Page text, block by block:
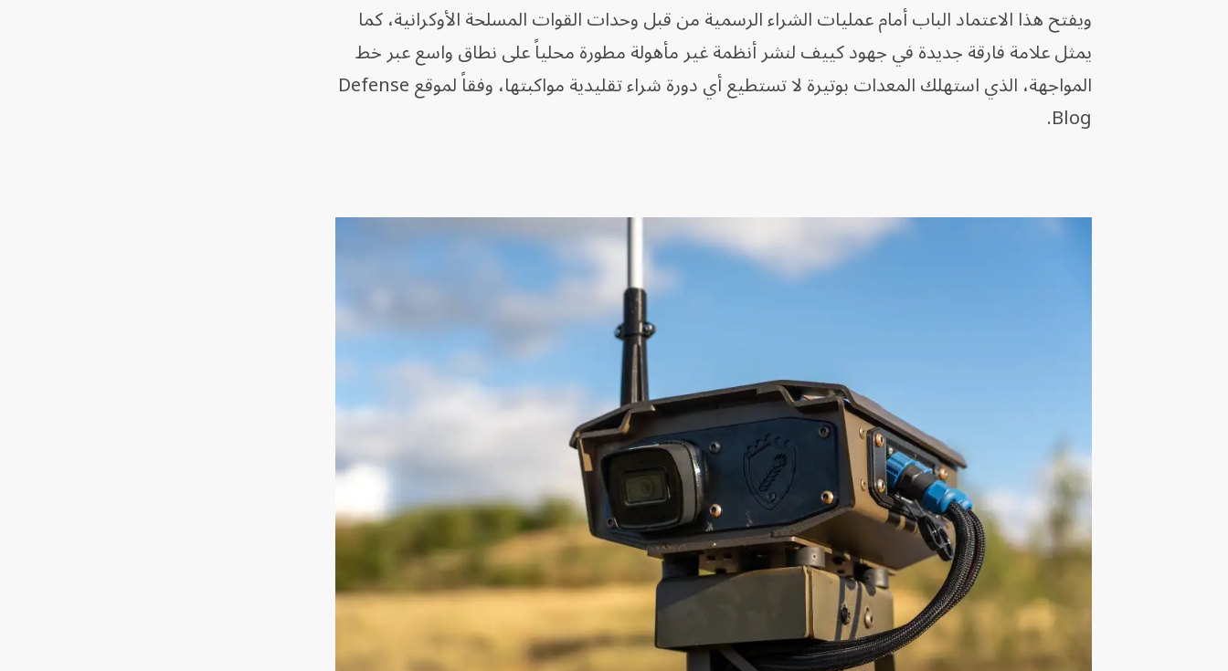
ويفتح هذا الاعتماد الباب أمام عمليات الشراء الرسمية من قبل وحدات القوات المسلحة الأوكرانية، كما
يمثل علامة فارقة جديدة في جهود كييف لنشر أنظمة غير مأهولة مطورة محلياً على نطاق واسع عبر خط
المواجهة، الذي استهلك المعدات بوتيرة لا تستطيع أي دورة شراء تقليدية مواكبتها، وفقاً لموقع Defense
Blog.